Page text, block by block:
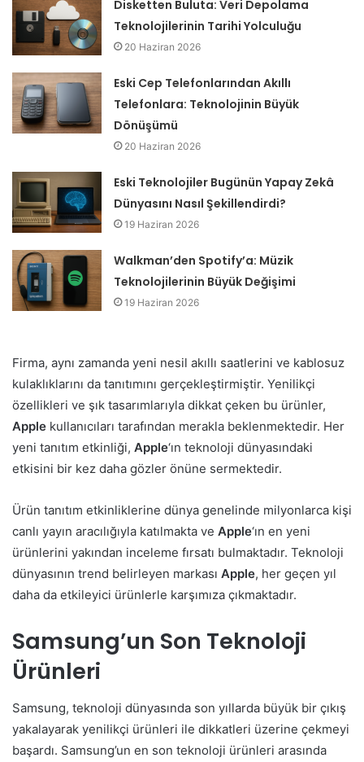
Disketten Buluta: Veri Depolama
Teknolojilerinin Tarihi Yolculuğu
20 Haziran 2026
Eski Cep Telefonlarından Akıllı
Telefonlara: Teknolojinin Büyük
Dönüşümü
20 Haziran 2026
Eski Teknolojiler Bugünün Yapay Zekâ
Dünyasını Nasıl Şekillendirdi?
19 Haziran 2026
Walkman’den Spotify’a: Müzik
Teknolojilerinin Büyük Değişimi
19 Haziran 2026
Firma, aynı zamanda yeni nesil akıllı saatlerini ve kablosuz
kulaklıklarını da tanıtımını gerçekleştirmiştir. Yenilikçi
özellikleri ve şık tasarımlarıyla dikkat çeken bu ürünler,
Apple kullanıcıları tarafından merakla beklenmektedir. Her
yeni tanıtım etkinliği, Apple‘ın teknoloji dünyasındaki
etkisini bir kez daha gözler önüne sermektedir.
Ürün tanıtım etkinliklerine dünya genelinde milyonlarca kişi
canlı yayın aracılığıyla katılmakta ve Apple‘ın en yeni
ürünlerini yakından inceleme fırsatı bulmaktadır. Teknoloji
dünyasının trend belirleyen markası Apple, her geçen yıl
daha da etkileyici ürünlerle karşımıza çıkmaktadır.
Samsung’un Son Teknoloji
Ürünleri
Samsung, teknoloji dünyasında son yıllarda büyük bir çıkış
yakalayarak yenilikçi ürünleri ile dikkatleri üzerine çekmeyi
başardı. Samsung’un en son teknoloji ürünleri arasında